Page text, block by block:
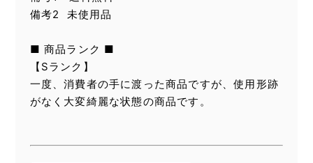
備考2 未使用品
■ 商品ランク ■
【Sランク】
一度、消費者の手に渡った商品ですが、使用形跡
がなく大変綺麗な状態の商品です。